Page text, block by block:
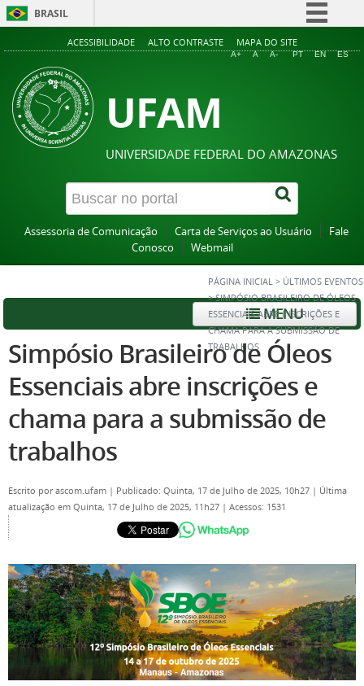
BRASIL
Simplifique!
Acesso à informação
ACESSIBILIDADE ALTO CONTRASTE MAPA DO SITE
A+ A A- PT EN ES
UFAM
UNIVERSIDADE FEDERAL DO AMAZONAS
Assessoria de Comunicação Carta de Serviços ao Usuário
Fale
Conosco
Webmail
PÁGINA INICIAL > ÚLTIMOS EVENTOS
>SIMPÓSIO BRASILEIRO DE ÓLEOS
ESSENCIAIS ABRE INSCRIÇÕES E
CHAMA PARA A SUBMISSÃO DE
TRABALHOS
MENU
Simpósio Brasileiro de Óleos
Essenciais abre inscrições e
chama para a submissão de
trabalhos
Escrito porascom.ufam | Publicado: Quinta, 17 de Julho de 2025, 10h27 | Última
atualização em Quinta, 17 de Julho de 2025, 11h27 | Acessos: 1531